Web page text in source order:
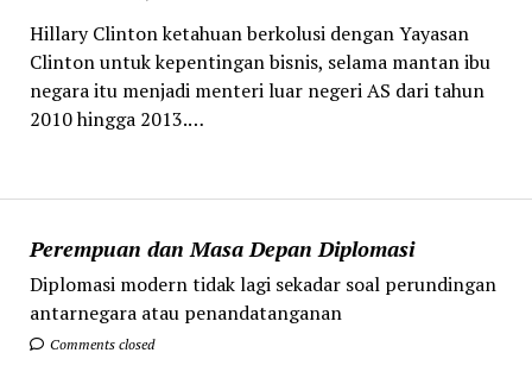
Perempuan dan Masa Depan Diplomasi
Diplomasi modern tidak lagi sekadar soal perundingan
antarnegara atau penandatanganan
Comments closed
Hillary Clinton ketahuan berkolusi dengan Yayasan
Clinton untuk kepentingan bisnis, selama mantan ibu
negara itu menjadi menteri luar negeri AS dari tahun
2010 hingga 2013.…